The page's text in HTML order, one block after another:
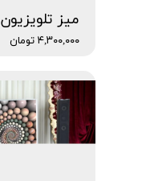
میز تلویزیون
۴,۳۰۰,۰۰۰ تومان